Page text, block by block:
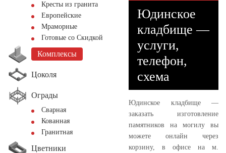
Кресты из гранита
Европейские
Мраморные
Готовые со Скидкой
Комплексы
Цоколя
Ограды
Сварная
Кованная
Гранитная
Цветники
Юдинское
кладбище —
услуги,
телефон,
схема
Юдинское кладбище —
заказать изготовление
памятников на могилу вы
можете онлайн через
корзину, в офисе на м.